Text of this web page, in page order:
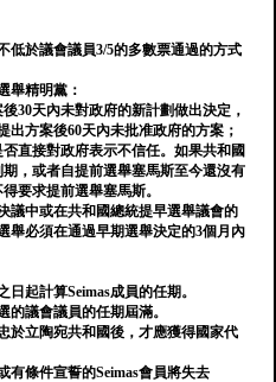
低於議會議員3/5的多數票通過的方式
舉精明黨：
30天內未對政府的新計劃做出決定，
出方案後60天內未批准政府的方案；
直接對政府表示不信任。如果共和國
，或者自提前選舉塞馬斯至今還沒有
要求提前選舉塞馬斯。
議中或在共和國總統提早選舉議會的
舉必須在通過早期選舉決定的3個月內
起計算Seimas成員的任期。
的議會議員的任期屆滿。
於立陶宛共和國後，才應獲得國家代
有條件宣誓的Seimas會員將失去